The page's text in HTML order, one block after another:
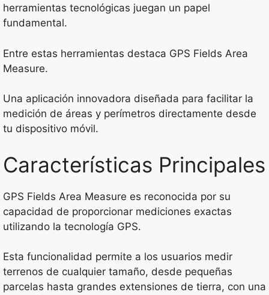
herramientas tecnológicas juegan un papel
fundamental.
Entre estas herramientas destaca GPS Fields Area
Measure.
Una aplicación innovadora diseñada para facilitar la
medición de áreas y perímetros directamente desde
tu dispositivo móvil.
Características Principales
GPS Fields Area Measure es reconocida por su
capacidad de proporcionar mediciones exactas
utilizando la tecnología GPS.
Esta funcionalidad permite a los usuarios medir
terrenos de cualquier tamaño, desde pequeñas
parcelas hasta grandes extensiones de tierra, con una